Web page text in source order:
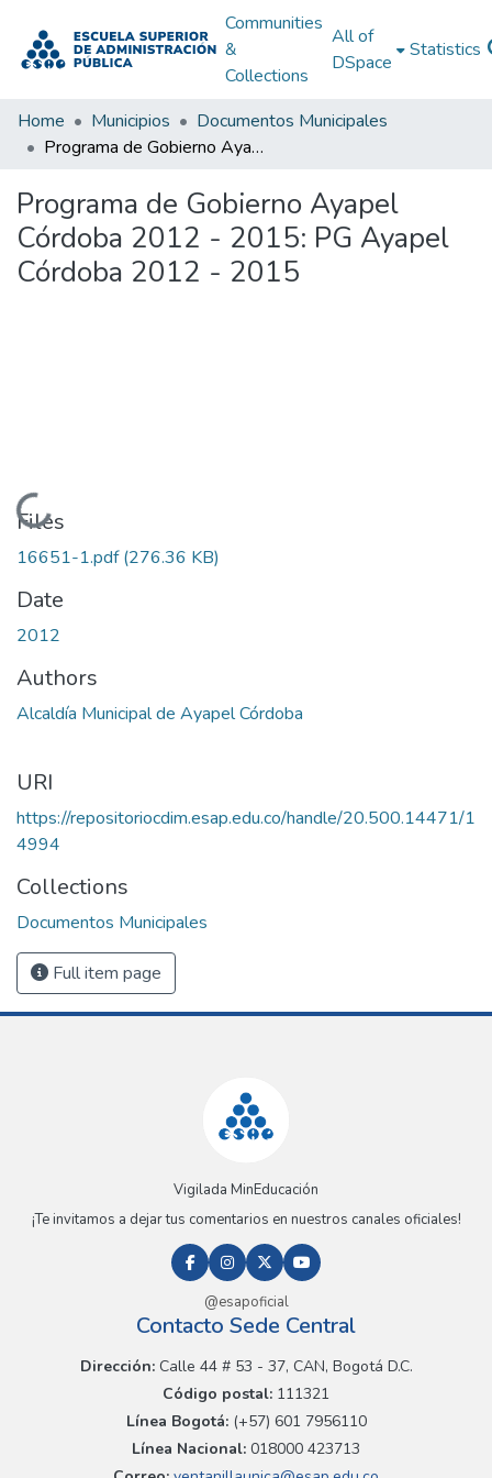
Communities
&
Collections
All of
DSpace
Statistics
Home Municipios
Documentos Municipales
Programa de Gobierno Ayapel Córdoba 2012 - 2015: PG Ayapel Córdoba 2012 - 2015
Programa de Gobierno Ayapel
Córdoba 2012 - 2015: PG Ayapel
Córdoba 2012 - 2015
Loading...
Files
16651-1.pdf(276.36 KB)
Date
2012
Authors
Alcaldía Municipal de Ayapel Córdoba
URI
https://repositoriocdim.esap.edu.co/handle/20.500.14471/1
4994
Collections
Documentos Municipales
Full item page
Vigilada MinEducación
¡Te invitamos a dejar tus comentarios en nuestros canales oficiales!
@esapoficial
Contacto Sede Central
Dirección:Calle 44 # 53 - 37, CAN, Bogotá D.C.
Código postal: 111321
Línea Bogotá:(+57) 601 7956110
Línea Nacional: 018000 423713